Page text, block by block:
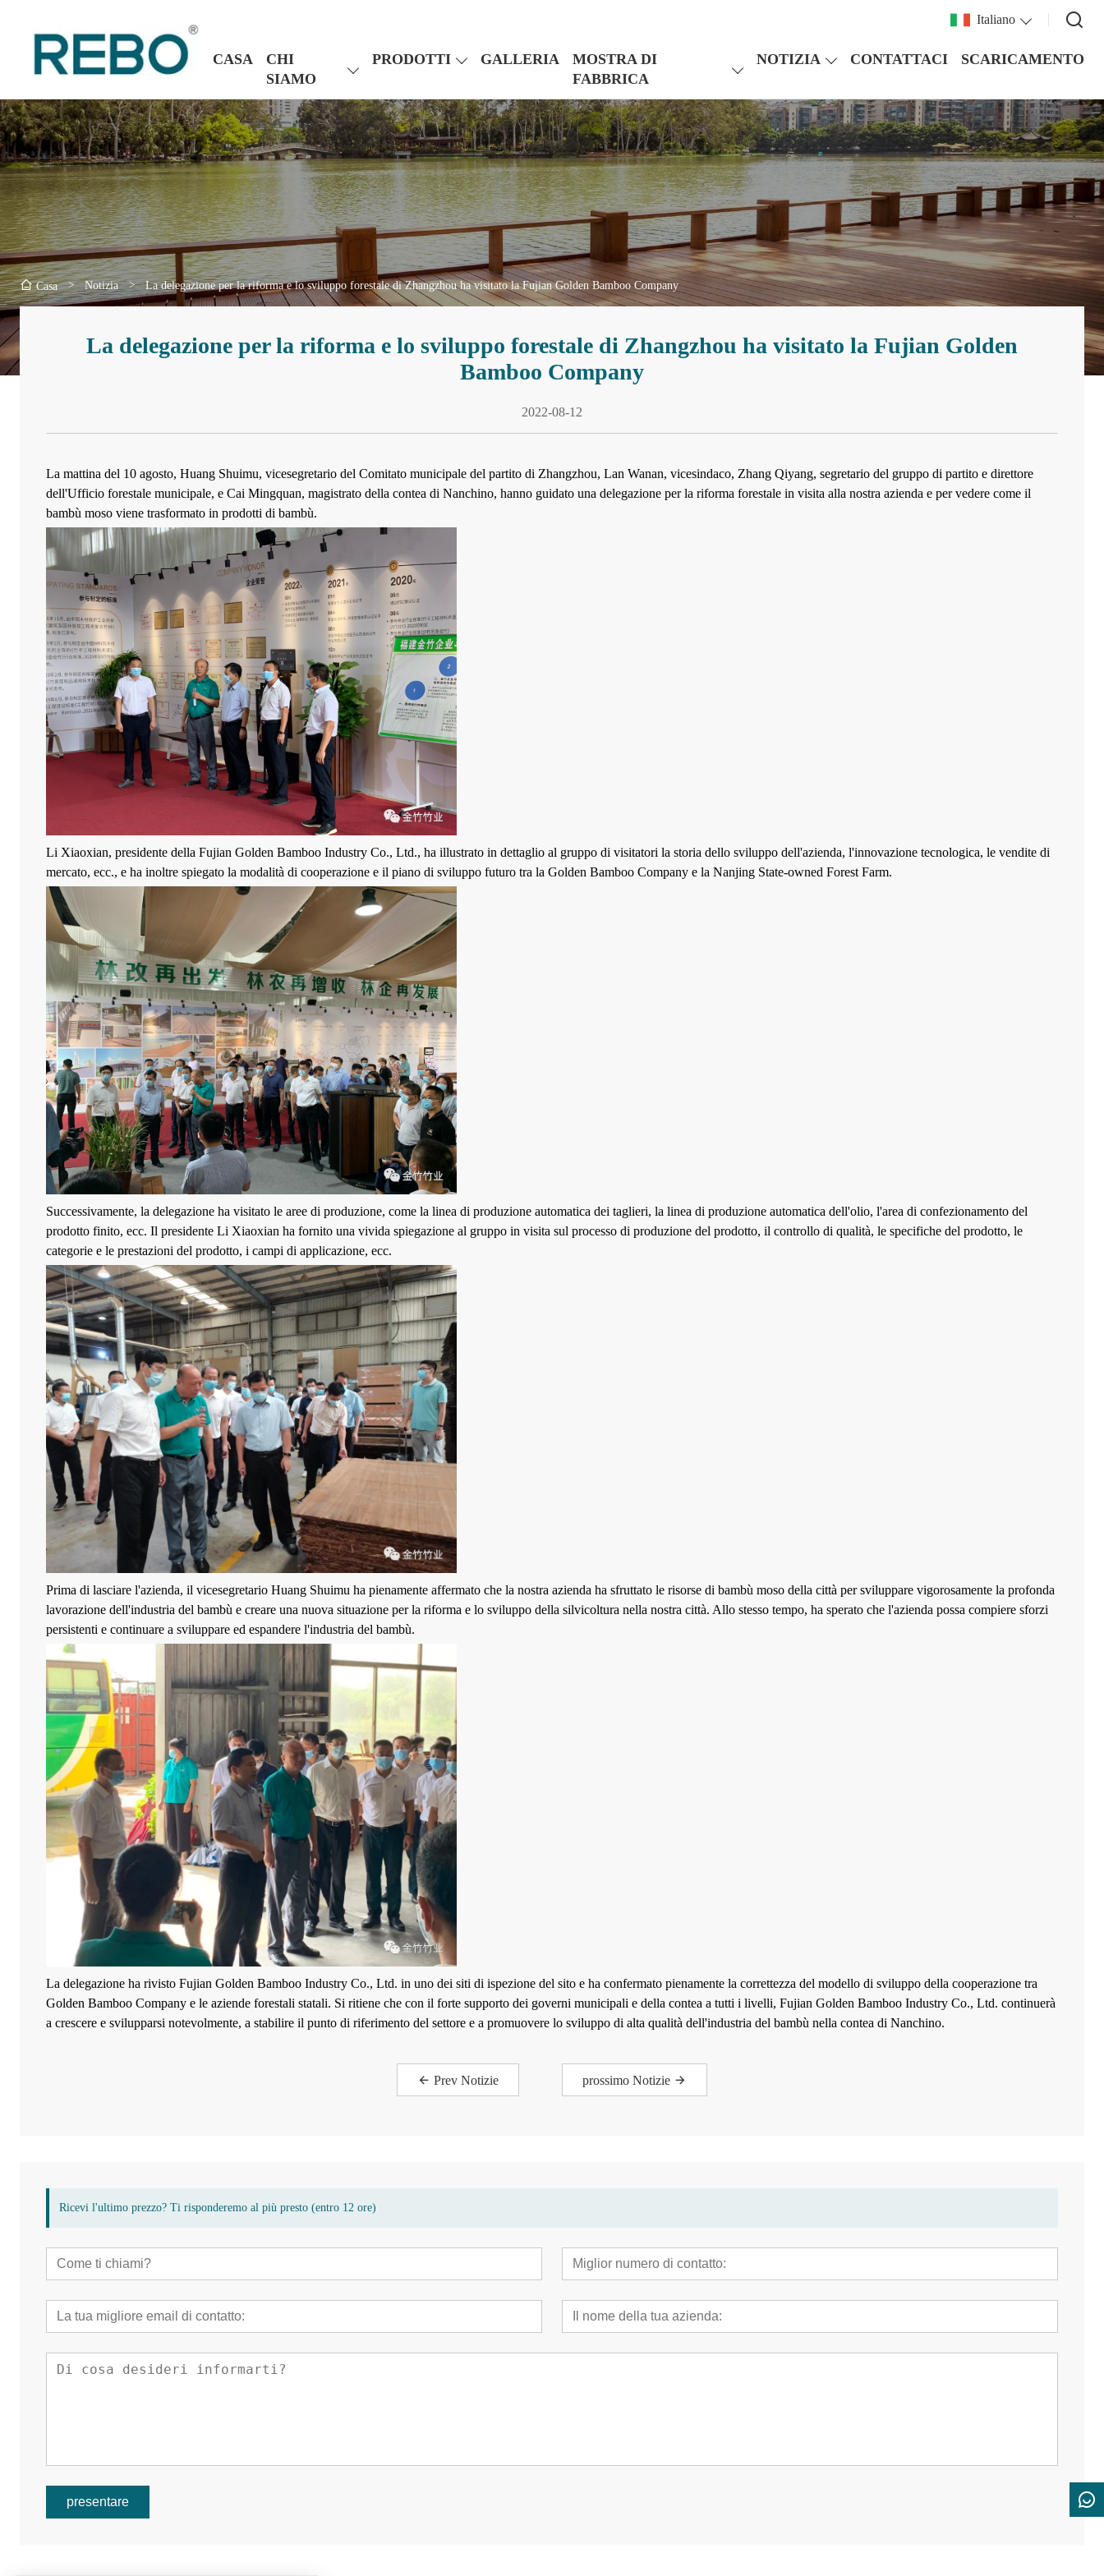
Italiano
CASA
CHI
SIAMO
PRODOTTI GALLERIA
MOSTRA DI
FABBRICA
NOTIZIA CONTATTACI SCARICAMENTO
Casa > Notizia > La delegazione per la riforma e lo sviluppo forestale di Zhangzhou ha visitato la Fujian Golden Bamboo Company
La delegazione per la riforma e lo sviluppo forestale di Zhangzhou ha visitato la Fujian Golden
Bamboo Company
2022-08-12
La mattina del 10 agosto, Huang Shuimu, vicesegretario del Comitato municipale del partito di Zhangzhou, Lan Wanan, vicesindaco, Zhang Qiyang, segretario del gruppo di partito e direttore
dell'Ufficio forestale municipale, e Cai Mingquan, magistrato della contea di Nanchino, hanno guidato una delegazione per la riforma forestale in visita alla nostra azienda e per vedere come il
bambù moso viene trasformato in prodotti di bambù.
Li Xiaoxian, presidente della Fujian Golden Bamboo Industry Co., Ltd., ha illustrato in dettaglio al gruppo di visitatori la storia dello sviluppo dell'azienda, l'innovazione tecnologica, le vendite di
mercato, ecc., e ha inoltre spiegato la modalità di cooperazione e il piano di sviluppo futuro tra la Golden Bamboo Company e la Nanjing State-owned Forest Farm.
Successivamente, la delegazione ha visitato le aree di produzione, come la linea di produzione automatica dei taglieri, la linea di produzione automatica dell'olio, l'area di confezionamento del
prodotto finito, ecc. Il presidente Li Xiaoxian ha fornito una vivida spiegazione al gruppo in visita sul processo di produzione del prodotto, il controllo di qualità, le specifiche del prodotto, le
categorie e le prestazioni del prodotto, i campi di applicazione, ecc.
Prima di lasciare l'azienda, il vicesegretario Huang Shuimu ha pienamente affermato che la nostra azienda ha sfruttato le risorse di bambù moso della città per sviluppare vigorosamente la profonda
lavorazione dell'industria del bambù e creare una nuova situazione per la riforma e lo sviluppo della silvicoltura nella nostra città. Allo stesso tempo, ha sperato che l'azienda possa compiere sforzi
persistenti e continuare a sviluppare ed espandere l'industria del bambù.
La delegazione ha rivisto Fujian Golden Bamboo Industry Co., Ltd. in uno dei siti di ispezione del sito e ha confermato pienamente la correttezza del modello di sviluppo della cooperazione tra
Golden Bamboo Company e le aziende forestali statali. Si ritiene che con il forte supporto dei governi municipali e della contea a tutti i livelli, Fujian Golden Bamboo Industry Co., Ltd. continuerà
a crescere e svilupparsi notevolmente, a stabilire il punto di riferimento del settore e a promuovere lo sviluppo di alta qualità dell'industria del bambù nella contea di Nanchino.
Prev Notizie prossimo Notizie
Ricevi l'ultimo prezzo? Ti risponderemo al più presto (entro 12 ore)
presentare